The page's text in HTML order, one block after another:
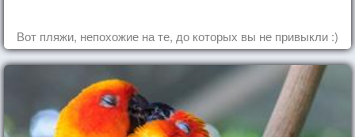
Вот пляжи, непохожие на те, до которых вы не привыкли :)